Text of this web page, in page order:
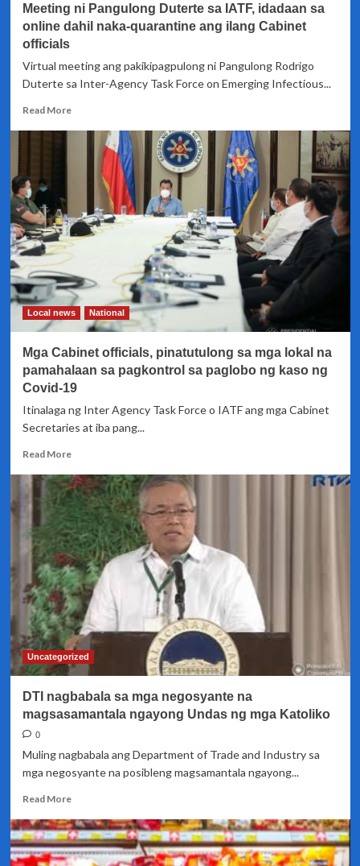
DTI
Meeting ni Pangulong Duterte sa IATF, idadaan sa
online dahil naka-quarantine ang ilang Cabinet
officials
Virtual meeting ang pakikipagpulong ni Pangulong Rodrigo
Duterte sa Inter-Agency Task Force on Emerging Infectious...
Read MoreRead
Meeting
Pangulong
sa
IATF,
idadaan
sa
online
dahil
naka-
quarantine
ilang
Cabinet
officials
Local news National
Mga Cabinet officials, pinatutulong sa mga lokal na
pamahalaan sa pagkontrol sa paglobo ng kaso ng
Covid-19
Itinalaga ng Inter Agency Task Force o IATF ang mga Cabinet
Secretaries at iba pang...
Read MoreRead
about
Mga
Cabinet
officials,
pinatutulong
sa
mga
lokal
na
pamahalaan
sa
pagkontrol
sa
ng
kaso
19
Uncategorized
DTI nagbabala sa mga negosyante na
magsasamantala ngayong Undas ng mga Katoliko
0
Muling nagbabala ang Department of Trade and Industry sa
mga negosyante na posibleng magsamantala ngayong...
Read MoreRead
about
DTI
nagbabala